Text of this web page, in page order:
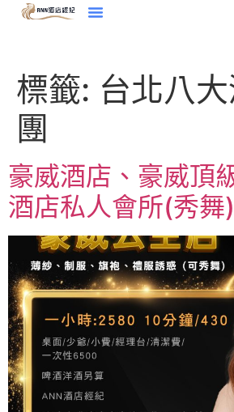
標籤: 台北八
團
豪威酒店、豪威頂
酒店私人會所(秀舞)